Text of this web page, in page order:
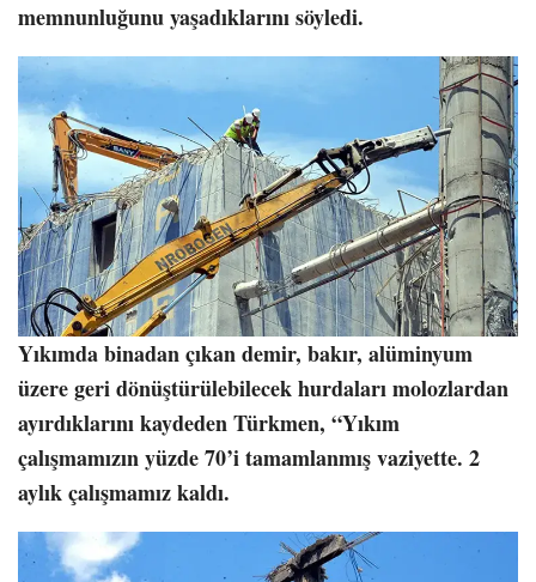
memnunluğunu yaşadıklarını söyledi.
Yıkımda binadan çıkan demir, bakır, alüminyum
üzere geri dönüştürülebilecek hurdaları molozlardan
ayırdıklarını kaydeden Türkmen, “Yıkım
çalışmamızın yüzde 70’i tamamlanmış vaziyette. 2
aylık çalışmamız kaldı.